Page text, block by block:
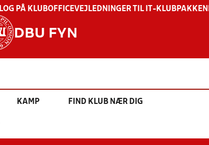
LOG PÅ KLUBOFFICEVEJLEDNINGER TIL IT-KLUBPAKKEN
DBU FYN
KAMP FIND KLUB NÆR DIG